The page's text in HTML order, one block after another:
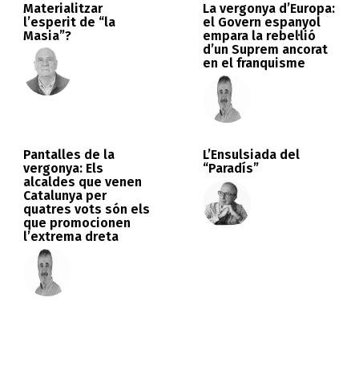
Materialitzar
l’esperit de “la
Masia”?
La vergonya d’Europa:
el Govern espanyol
empara la rebel·lió
d’un Suprem ancorat
en el franquisme
Pantalles de la
vergonya: Els
alcaldes que venen
Catalunya per
quatres vots són els
que promocionen
l’extrema dreta
L’Ensulsiada del
“Paradís”